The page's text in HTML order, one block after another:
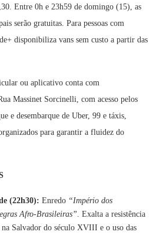
Entre 0h e 23h59 de domingo (15), as
serão gratuitas. Para pessoas com
disponibiliza vans sem custo a partir das
ou aplicativo conta com
Massinet Sorcinelli, com acesso pelos
e desembarque de Uber, 99 e táxis,
para garantir a fluidez do
(22h30): Enredo “Império dos
Afro-Brasileiras”. Exalta a resistência
na Salvador do século XVIII e o uso das